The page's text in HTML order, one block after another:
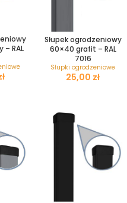
RAL
Słupek ogrodzeniowy
60×40 grafit – RAL
7016
Słupki ogrodzeniowe
zł